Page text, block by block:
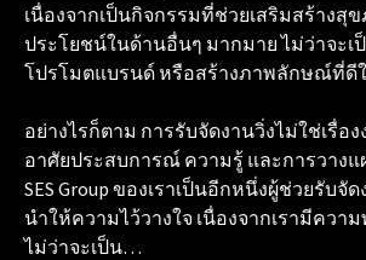
เนื่องจากเป็นกิจกรรมที่ช่วยเสริมสร้างสุ
ประโยชน์ในด้านอื่นๆ มากมาย ไม่ว่าจะเ
โปรโมตแบรนด์ หรือสร้างภาพลักษณ์ที่ดี
อย่างไรก็ตาม การรับจัดงานวิ่งไม่ใช่เรื่อง
อาศัยประสบการณ์ ความรู้ และการวางแ
SES Group ของเราเป็นอีกหนึ่งผู้ช่วยรับจั
นำให้ความไว้วางใจ เนื่องจากเรามีคว
ไม่ว่าจะเป็น…